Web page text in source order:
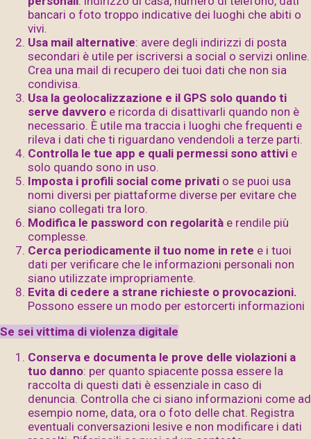
bancari o foto troppo indicative dei luoghi che abiti o
vivi.
Usa mail alternative: avere degli indirizzi di posta
secondari è utile per iscriversi a social o servizi online.
Crea una mail di recupero dei tuoi dati che non sia
condivisa.
Usa la geolocalizzazione e il GPS solo quando ti
serve davvero e ricorda di disattivarli quando non è
necessario. È utile ma traccia i luoghi che frequenti e
rileva i dati che ti riguardano vendendoli a terze parti.
Controlla le tue app e quali permessi sono attivi e
solo quando sono in uso.
Imposta i profili social come privati o se puoi usa
nomi diversi per piattaforme diverse per evitare che
siano collegati tra loro.
Modifica le password con regolarità e rendile più
complesse.
Cerca periodicamente il tuo nome in rete e i tuoi
dati per verificare che le informazioni personali non
siano utilizzate impropriamente.
Evita di cedere a strane richieste o provocazioni.
Possono essere un modo per estorcerti informazioni
Se sei vittima di violenza digitale
Conserva e documenta le prove delle violazioni a
tuo danno: per quanto spiacente possa essere la
raccolta di questi dati è essenziale in caso di
denuncia. Controlla che ci siano informazioni come ad
esempio nome, data, ora o foto delle chat. Registra
eventuali conversazioni lesive e non modificare i dati